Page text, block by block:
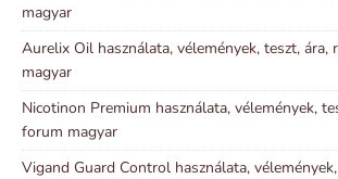
magyar
Aurelix Oil használata, vélemények, teszt, ára,
magyar
Nicotinon Premium használata, vélemények,
forum magyar
Vigand Guard Control használata,